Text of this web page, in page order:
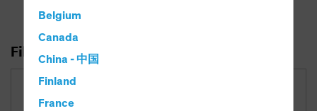
Belgium
Canada
China - 中国
Finland
France
Filtro di ricerca
Categoria
Prospettive di portafoglio